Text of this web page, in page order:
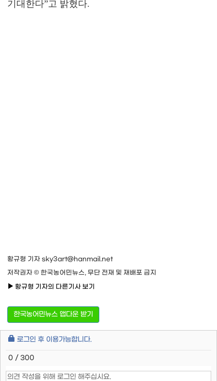
기대한다”고 밝혔다.
황규형 기자 sky3art@hanmail.net
저작권자 © 한국농어민뉴스, 무단 전재 및 재배포 금지
황규형 기자의 다른기사 보기
한국농어민뉴스 앱다운 받기
로그인 후 이용가능합니다.
0 / 300